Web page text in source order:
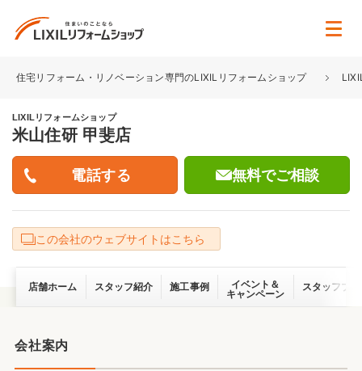
住宅リフォーム・リノベーション専門のLIXILリフォームショップ
LIXILリフォームショップ
米山住研 甲斐店
無料でご相談
この会社のウェブサイトはこちら
店舗ホーム スタッフ紹介 施工事例
イベント＆
キャンペーン
スタッフブ
会社案内